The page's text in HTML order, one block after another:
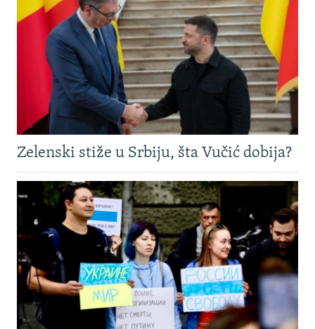
NASTANAK I RASPAD JUGOSLAVIJE
Zelenski stiže u Srbiju, šta Vučić dobija?